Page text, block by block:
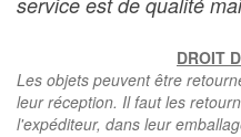
DROIT
Les objets peuvent être
leur réception. Il faut les
l'expéditeur, dans leur